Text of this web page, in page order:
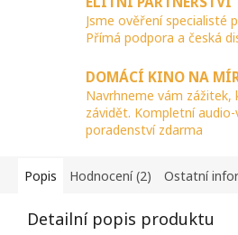
Jsme ověření specialisté
Přímá podpora a česká
DOMÁCÍ KINO NA
Navrhneme vám zážitek,
závidět. Kompletní
poradenství zdarma
Popis Hodnocení (2) Ostatní
Detailní popis produktu